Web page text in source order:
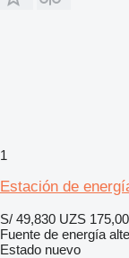
1
Estación de
S/ 49,830 UZS
Fuente de energía
Estado nuevo